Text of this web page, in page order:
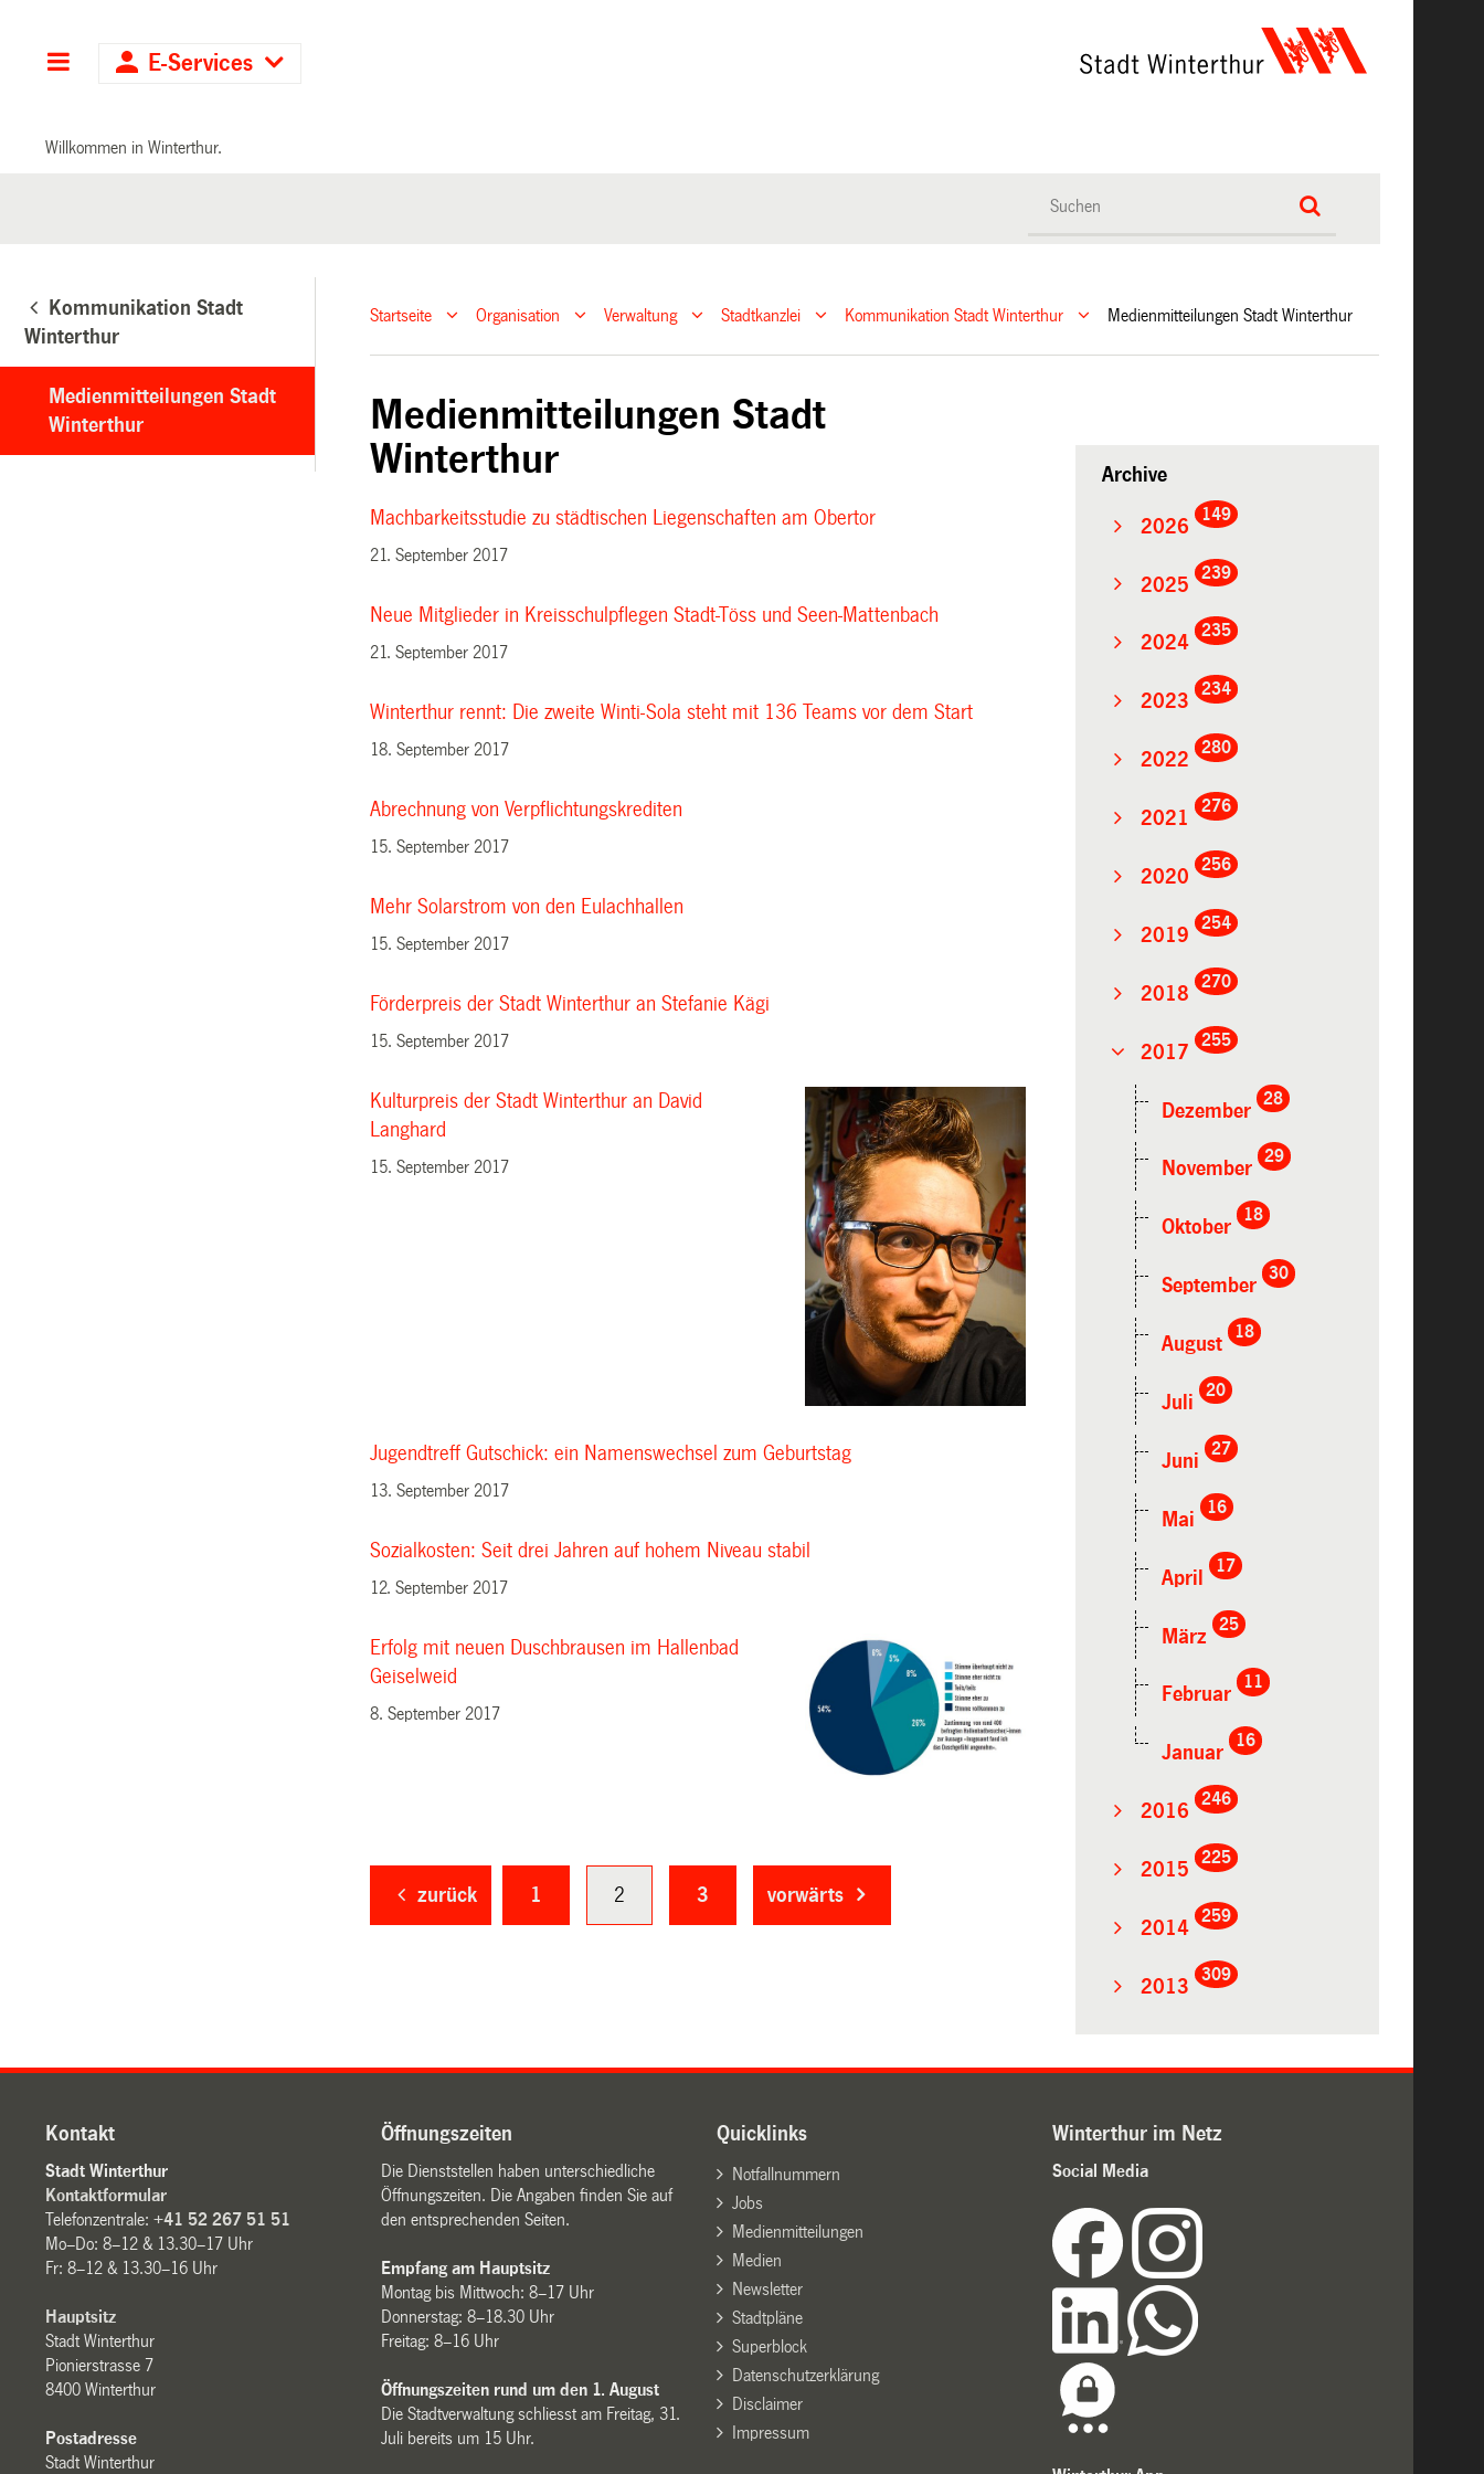
Hauptnavigation
E-Services
Willkommen in Winterthur.
Kommunikation Stadt
Winterthur
Medienmitteilungen Stadt
Winterthur
Startseite Organisation Verwaltung Stadtkanzlei Kommunikation Stadt Winterthur Medienmitteilungen Stadt Winterthur
Medienmitteilungen Stadt
Winterthur
Machbarkeitsstudie zu städtischen Liegenschaften am Obertor
21. September 2017
Neue Mitglieder in Kreisschulpflegen Stadt-Töss und Seen-Mattenbach
21. September 2017
Winterthur rennt: Die zweite Winti-Sola steht mit 136 Teams vor dem Start
18. September 2017
Abrechnung von Verpflichtungskrediten
15. September 2017
Mehr Solarstrom von den Eulachhallen
15. September 2017
Förderpreis der Stadt Winterthur an Stefanie Kägi
15. September 2017
Kulturpreis der Stadt Winterthur an David
Langhard
15. September 2017
Jugendtreff Gutschick: ein Namenswechsel zum Geburtstag
13. September 2017
Sozialkosten: Seit drei Jahren auf hohem Niveau stabil
12. September 2017
Erfolg mit neuen Duschbrausen im Hallenbad
Geiselweid
8. September 2017
zurück 1 2 3 vorwärts
Archive
2026
149
2025
239
2024
235
2023
234
2022
280
2021
276
2020
256
2019
254
2018
270
2017
255
Dezember
28
November
29
Oktober
18
September
30
August
18
Juli
20
Juni
27
Mai
16
April
17
März
25
Februar
11
Januar
16
2016
246
2015
225
2014
259
2013
309
Kontakt
Stadt Winterthur
Kontaktformular
Telefonzentrale:+41 52 267 51 51
Mo–Do: 8–12 & 13.30–17 Uhr
Fr: 8–12 & 13.30–16 Uhr
Hauptsitz
Stadt Winterthur
Pionierstrasse 7
8400 Winterthur
Postadresse
Stadt Winterthur
Öffnungszeiten
Die Dienststellen haben unterschiedliche
Öffnungszeiten. Die Angaben finden Sie auf
den entsprechenden Seiten.
Empfang am Hauptsitz
Montag bis Mittwoch: 8–17 Uhr
Donnerstag: 8–18.30 Uhr
Freitag: 8–16 Uhr
Öffnungszeiten rund um den 1. August
Die Stadtverwaltung schliesst am Freitag, 31.
Juli bereits um 15 Uhr.
Quicklinks
Notfallnummern
Jobs
Medienmitteilungen
Medien
Newsletter
Stadtpläne
Superblock
Datenschutzerklärung
Disclaimer
Impressum
Winterthur im Netz
Social Media